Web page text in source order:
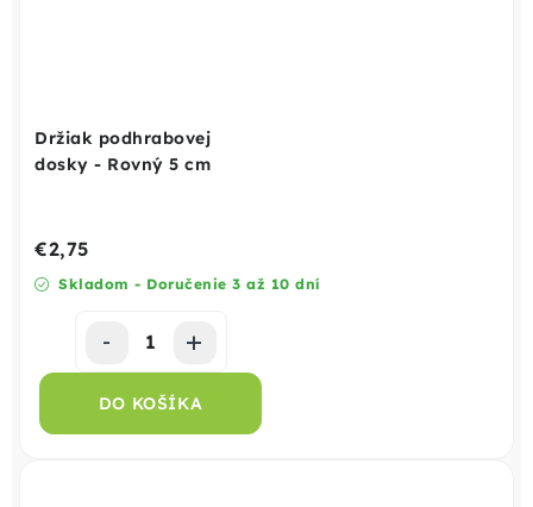
Držiak podhrabovej
dosky - Rovný 5 cm
Skladom - Doručenie 3 až 10 dní
€2,75
DO KOŠÍKA